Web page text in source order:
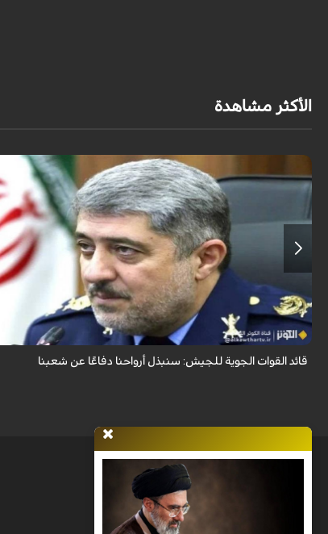
الأكثر مشاهدة
قال قائد القوات الجوية للجيش الايراني العميد الطيار بهمن بهمرد "ان
الجوية للجيش ستبذل الأرواح دفاعًا عن الشعب الإيراني".
قائد القوات الجوية للجيش: سنبذل أرواحنا دفاعًا عن شعبنا